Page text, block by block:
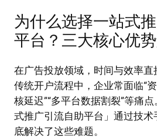
为什么选择一站式
平台？三大核心优
在广告投放领域，时间与效率直
传统开户流程中，企业常面临“
核延迟”“多平台数据割裂”等痛
式推广引流自助平台」通过技
底解决了这些难题。